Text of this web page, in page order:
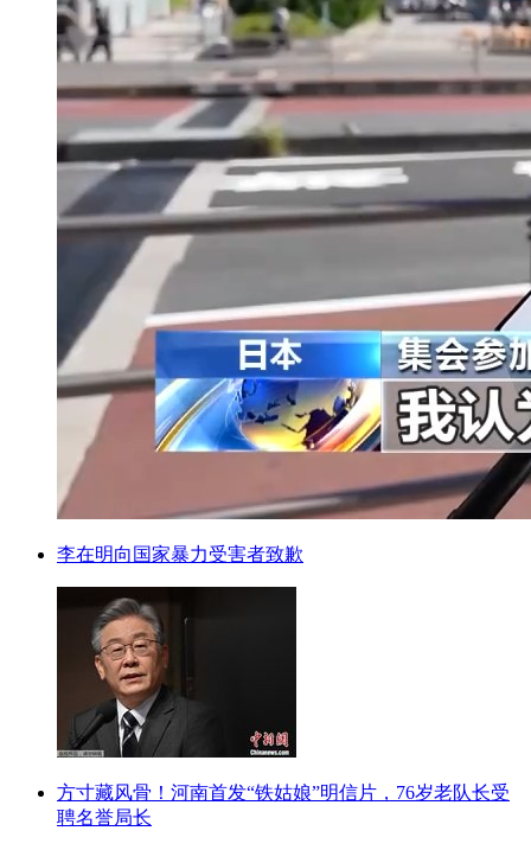
李在明向国家暴力受害者致歉
方寸藏风骨！河南首发“铁姑娘”明信片，76岁老队长受
聘名誉局长